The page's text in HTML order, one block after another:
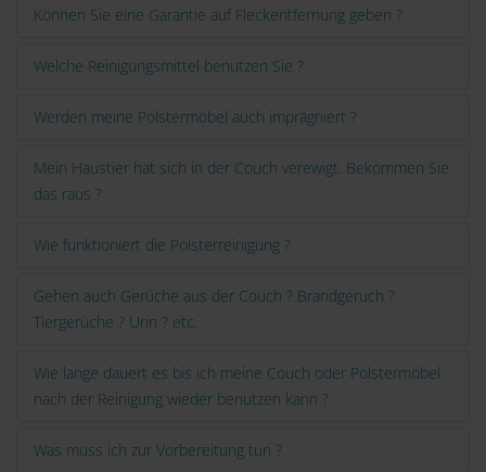
Können Sie eine Garantie auf Fleckentfernung geben ?
Welche Reinigungsmittel benutzen Sie ?
Werden meine Polstermöbel auch imprägniert ?
Mein Haustier hat sich in der Couch verewigt. Bekommen Sie
das raus ?
Wie funktioniert die Polsterreinigung ?
Gehen auch Gerüche aus der Couch ? Brandgeruch ?
Tiergerüche ? Urin ? etc.
Wie lange dauert es bis ich meine Couch oder Polstermöbel
nach der Reinigung wieder benutzen kann ?
Was muss ich zur Vorbereitung tun ?